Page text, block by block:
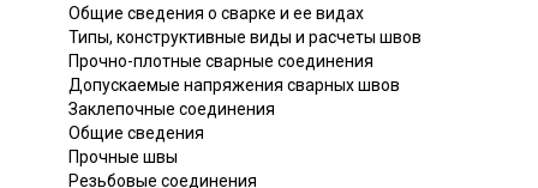
Общие сведения о сварке и ее видах
Типы, конструктивные виды и расчеты швов
Прочно-плотные сварные соединения
Допускаемые напряжения сварных швов
Заклепочные соединения
Общие сведения
Прочные швы
Резьбовые соединения